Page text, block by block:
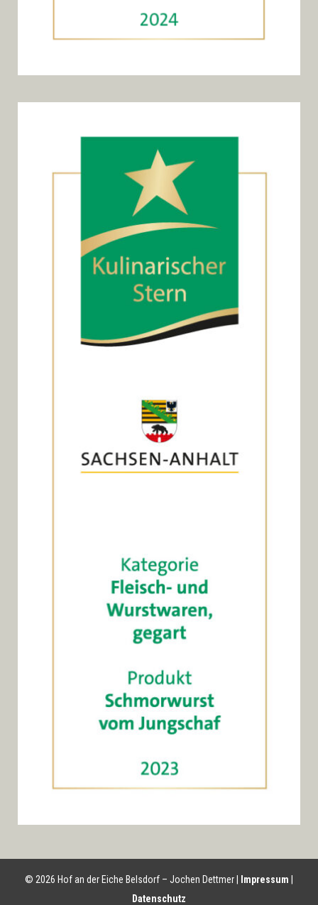
© 2026 Hof an der Eiche Belsdorf – Jochen Dettmer | Impressum
Datenschutz